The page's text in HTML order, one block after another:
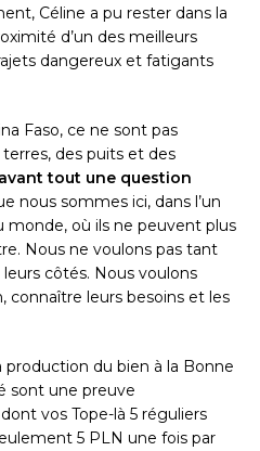
Céline a pu rester dans la
d’un des meilleurs
dangereux et fatigants
Faso, ce ne sont pas
des puits et des
tout une question
nous sommes ici, dans l’un
monde, où ils ne peuvent plus
Nous ne voulons pas tant
côtés. Nous voulons
connaître leurs besoins et les
production du bien à la Bonne
sont une preuve
vos Tope-là 5 réguliers
5 PLN une fois par